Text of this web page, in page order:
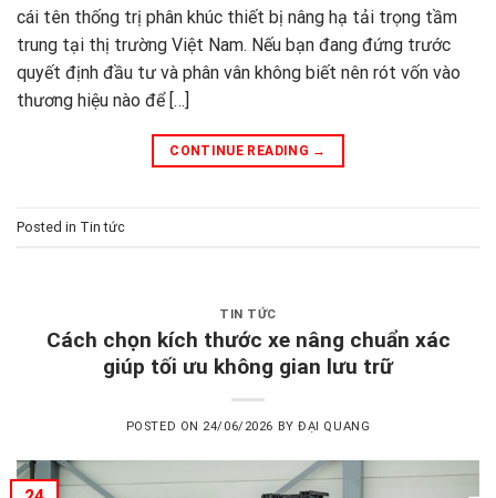
cái tên thống trị phân khúc thiết bị nâng hạ tải trọng tầm
trung tại thị trường Việt Nam. Nếu bạn đang đứng trước
quyết định đầu tư và phân vân không biết nên rót vốn vào
thương hiệu nào để […]
CONTINUE READING →
Posted in Tin tức
TIN TỨC
Cách chọn kích thước xe nâng chuẩn xác
giúp tối ưu không gian lưu trữ
POSTED ON 24/06/2026 BYĐẠI QUANG